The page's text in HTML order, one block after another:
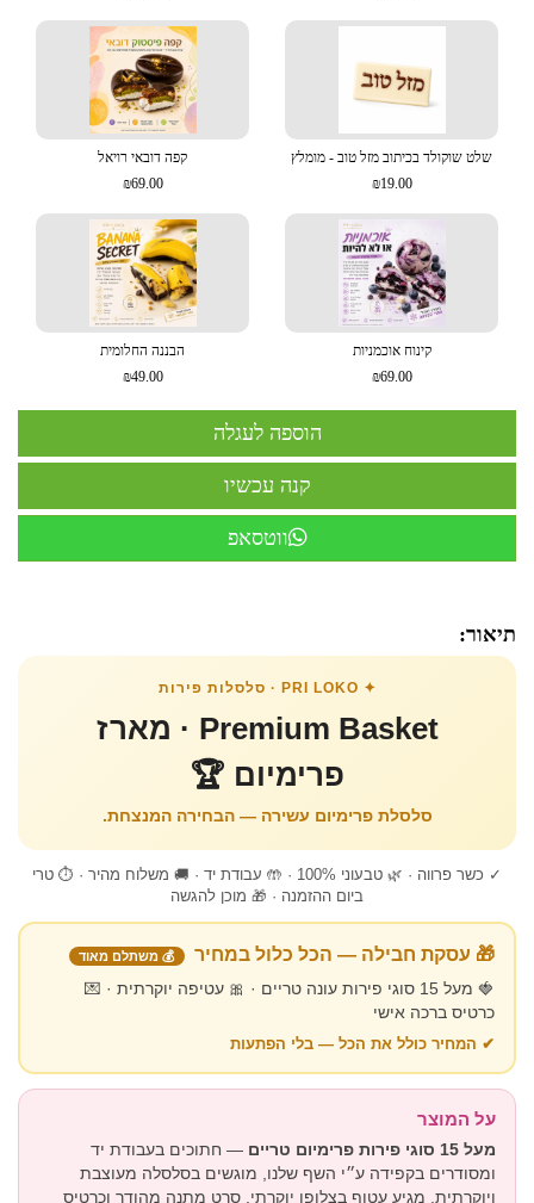
שלט שוקולד בכיתוב מזל טוב - מומלץ
₪19.00
קפה דובאי רויאל
₪69.00
קינוח אוכמניות
₪69.00
הבננה החלומית
₪49.00
ווטסאפ
תיאור:
✦ PRI LOKO · סלסלות פירות
Premium Basket · מארז
פרימיום 🏆
סלסלת פרימיום עשירה — הבחירה המנצחת.
✓ כשר פרווה · 🌿 טבעוני 100% · 🤲 עבודת יד · 🚚 משלוח מהיר · ⏱ טרי
ביום ההזמנה · 🎁 מוכן להגשה
🎁 עסקת חבילה — הכל כלול במחיר 💰 משתלם מאוד
🍓 מעל 15 סוגי פירות עונה טריים · 🎀 עטיפה יוקרתית · 💌
כרטיס ברכה אישי
✔ המחיר כולל את הכל — בלי הפתעות
על המוצר
מעל 15 סוגי פירות פרימיום טריים
— חתוכים בעבודת יד
ומסודרים בקפידה ע״י השף שלנו, מוגשים בסלסלה מעוצבת
ויוקרתית. מגיע עטוף בצלופן יוקרתי, סרט מתנה מהודר וכרטיס